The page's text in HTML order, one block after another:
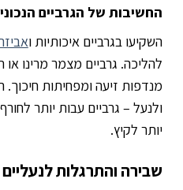
החשיבות של הגרביים
השקיעו בגרביים איכותיות ו
להליכה. גרביים מצמר מרינו או
מנדפות זיעה ומפחיתות חיכוך.
ולנעל – גרביים עבות יותר
יותר לקיץ.
שבירה והתרגלות